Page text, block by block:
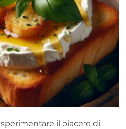
sperimentare il piacere di